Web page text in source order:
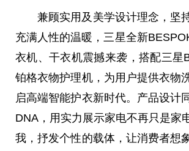
兼顾实用及美学设计理念，坚
充满人性的温暖，三星全新
衣机、干衣机震撼来袭，搭配三星
铂格衣物护理机，为用户提供衣物
启高端智能护衣新时代。产品设计
DNA，用实力展示家电不再只是家
我，抒发个性的载体，让消费者想